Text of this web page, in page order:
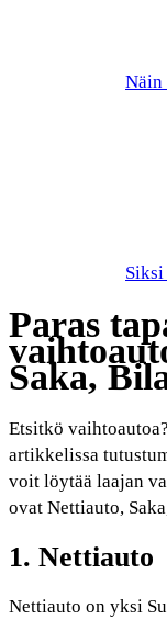
Näin
Paras
Saka,
Etsitkö
artikkelissa
voit löytää laajan
ovat Nettiauto,
1. Nettiauto
Nettiauto on yksi